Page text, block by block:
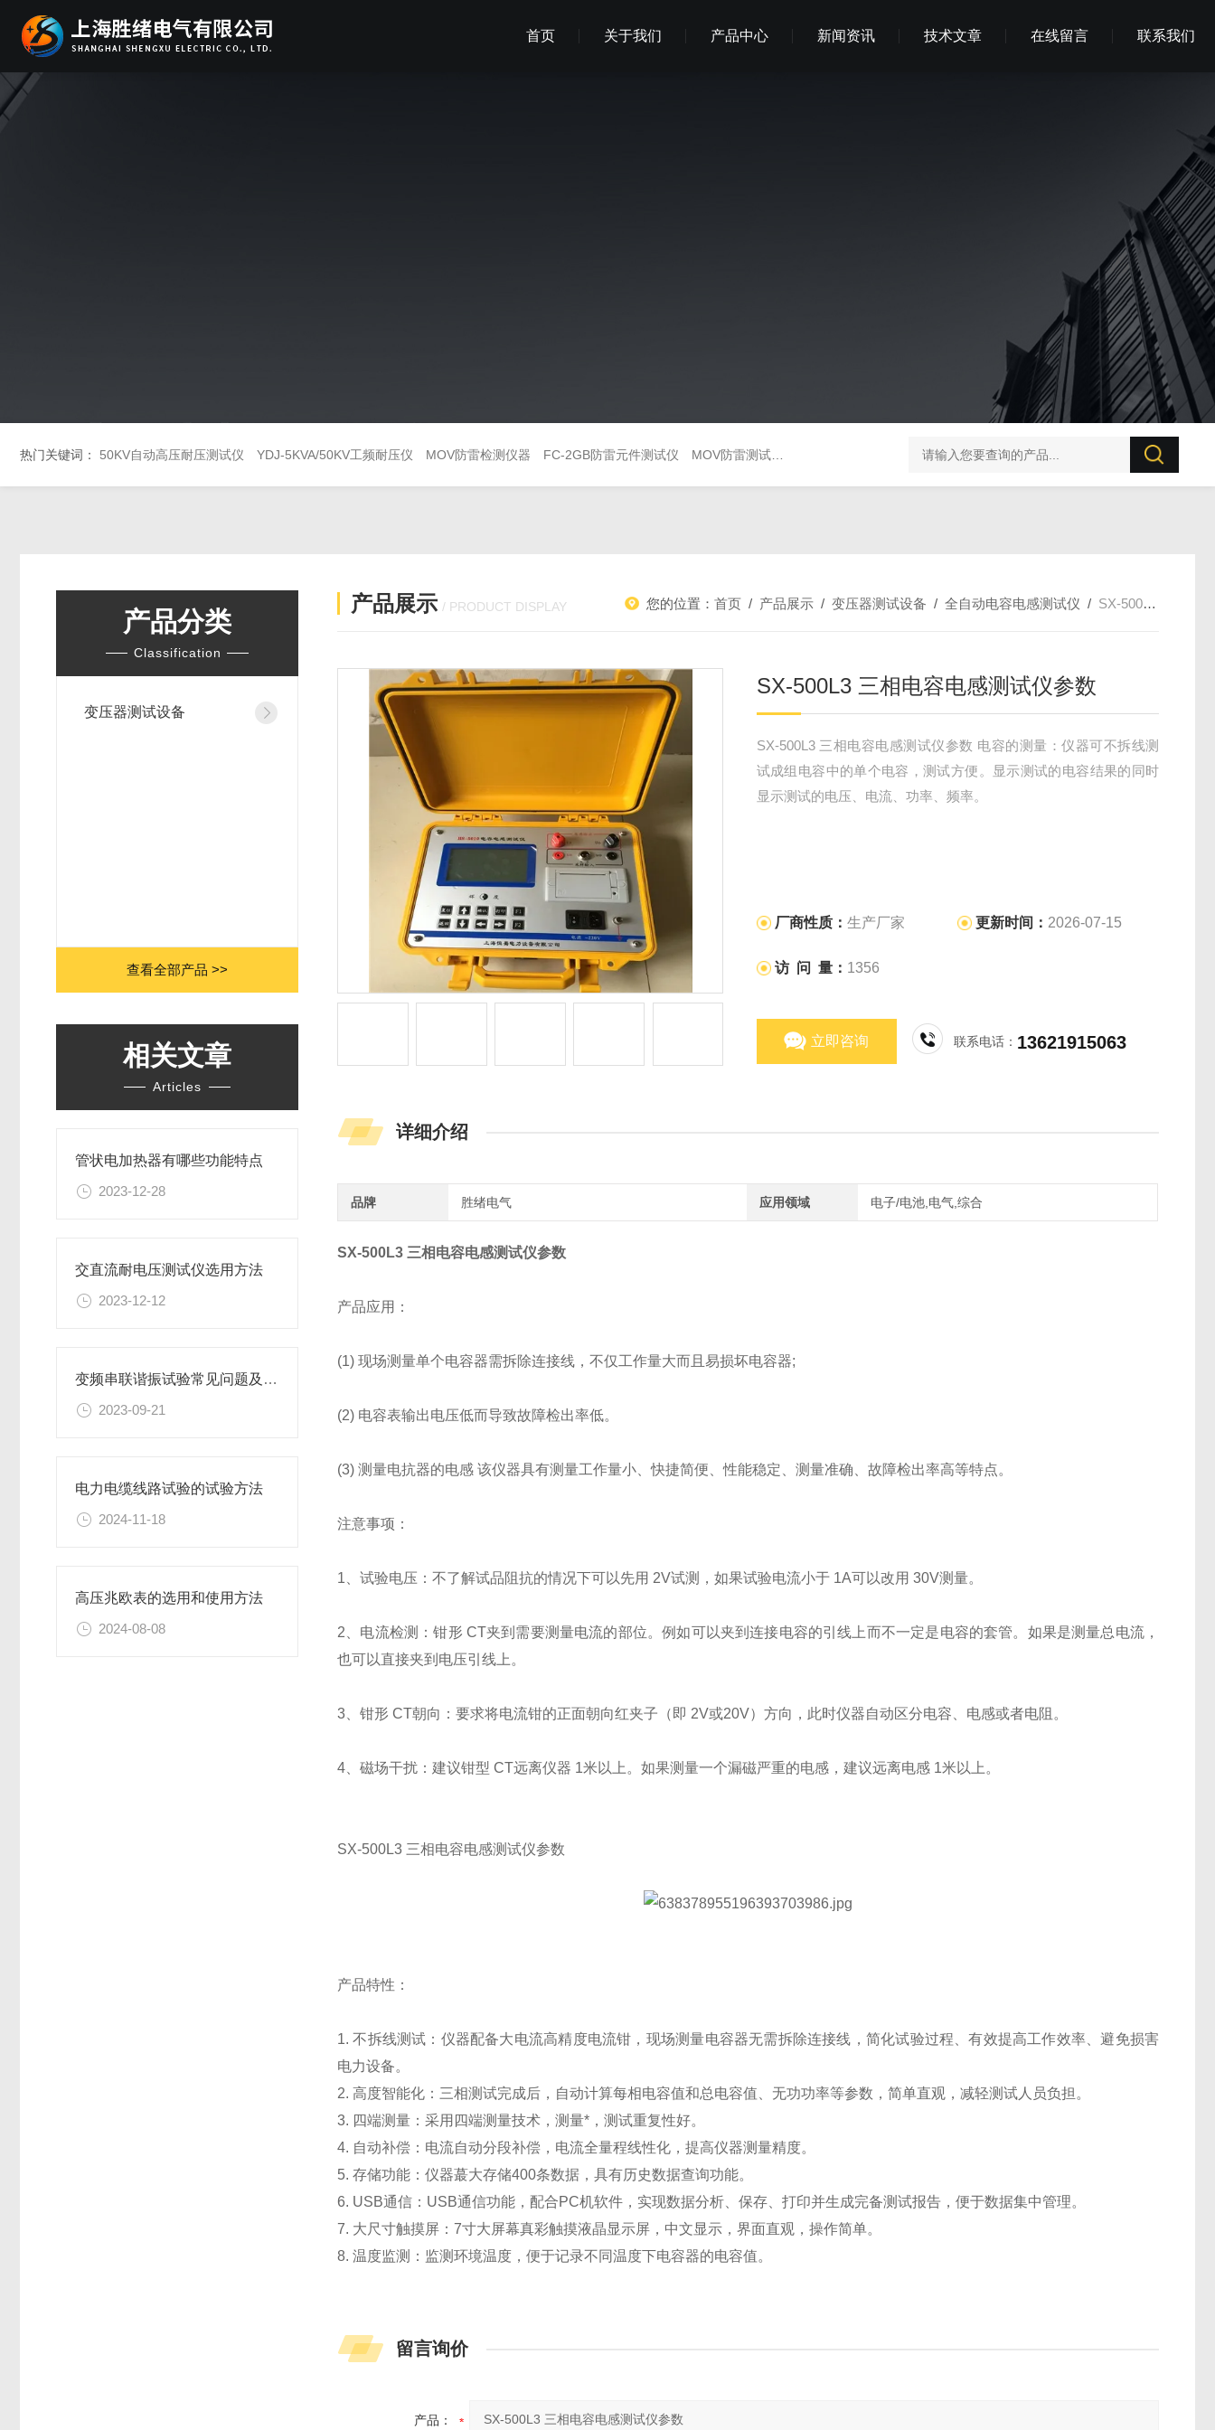
首页 关于我们 产品中心 新闻资讯 技术文章 在线留言 联系我们
热门关键词： 50KV自动高压耐压测试仪 YDJ-5KVA/50KV工频耐压仪 MOV防雷检测仪器 FC-2GB防雷元件测试仪 MOV防雷测试仪 避雷器巡检仪 UT506B 防雷元件测试仪
产品分类
Classification
变压器测试设备
查看全部产品 >>
相关文章
Articles
管状电加热器有哪些功能特点
2023-12-28
交直流耐电压测试仪选用方法
2023-12-12
变频串联谐振试验常见问题及解决方法
2023-09-21
电力电缆线路试验的试验方法
2024-11-18
高压兆欧表的选用和使用方法
2024-08-08
产品展示 / PRODUCT DISPLAY 您的位置：首页 / 产品展示 /变压器测试设备 /全自动电容电感测试仪 / SX-500L3 三相电容电感测试仪参数
SX-500L3 三相电容电感测试仪参数
SX-500L3 三相电容电感测试仪参数 电容的测量：仪器可不拆线测
试成组电容中的单个电容，测试方便。显示测试的电容结果的同时
显示测试的电压、电流、功率、频率。
厂商性质： 生产厂家 更新时间： 2026-07-15
访 问 量： 1356
立即咨询 联系电话： 13621915063
详细介绍
品牌 胜绪电气 应用领域 电子/电池,电气,综合
SX-500L3 三相电容电感测试仪参数
产品应用：
(1) 现场测量单个电容器需拆除连接线，不仅工作量大而且易损坏电容器;
(2) 电容表输出电压低而导致故障检出率低。
(3) 测量电抗器的电感 该仪器具有测量工作量小、快捷简便、性能稳定、测量准确、故障检出率高等特点。
注意事项：
1、试验电压：不了解试品阻抗的情况下可以先用 2V试测，如果试验电流小于 1A可以改用 30V测量。
2、电流检测：钳形 CT夹到需要测量电流的部位。例如可以夹到连接电容的引线上而不一定是电容的套管。如果是测量总电流，
也可以直接夹到电压引线上。
3、钳形 CT朝向：要求将电流钳的正面朝向红夹子（即 2V或20V）方向，此时仪器自动区分电容、电感或者电阻。
4、磁场干扰：建议钳型 CT远离仪器 1米以上。如果测量一个漏磁严重的电感，建议远离电感 1米以上。
SX-500L3 三相电容电感测试仪参数
产品特性：
1. 不拆线测试：仪器配备大电流高精度电流钳，现场测量电容器无需拆除连接线，简化试验过程、有效提高工作效率、避免损害
电力设备。
2. 高度智能化：三相测试完成后，自动计算每相电容值和总电容值、无功功率等参数，简单直观，减轻测试人员负担。
3. 四端测量：采用四端测量技术，测量*，测试重复性好。
4. 自动补偿：电流自动分段补偿，电流全量程线性化，提高仪器测量精度。
5. 存储功能：仪器蕞大存储400条数据，具有历史数据查询功能。
6. USB通信：USB通信功能，配合PC机软件，实现数据分析、保存、打印并生成完备测试报告，便于数据集中管理。
7. 大尺寸触摸屏：7寸大屏幕真彩触摸液晶显示屏，中文显示，界面直观，操作简单。
8. 温度监测：监测环境温度，便于记录不同温度下电容器的电容值。
留言询价
产品：